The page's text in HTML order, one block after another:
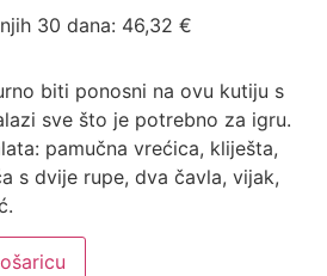
30 dana: 46,32€
biti ponosni na ovu kutiju s
sve što je potrebno za igru.
pamučna vrećica, kliješta,
s dvije rupe, dva čavla, vijak,